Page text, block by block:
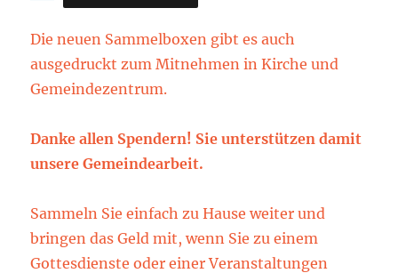
Die neuen Sammelboxen gibt es auch
ausgedruckt zum Mitnehmen in Kirche und
Gemeindezentrum.
Danke allen Spendern! Sie unterstützen damit
unsere Gemeindearbeit.
Sammeln Sie einfach zu Hause weiter und
bringen das Geld mit, wenn Sie zu einem
Gottesdienste oder einer Veranstaltungen